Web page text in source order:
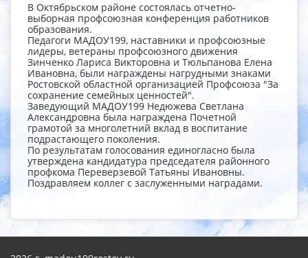
В Октябрьском районе состоялась отчетно-
выборная профсоюзная конференция работников
образования.
Педагоги МАДОУ199, наставники и профсоюзные
лидеры, ветераны профсоюзного движения
Зинченко Лариса Викторовна и Тюльпанова Елена
Ивановна, были награждены нагрудными знаками
Ростовской областной организацией Профсоюза "За
сохранение семейных ценностей".
Заведующий МАДОУ199 Недюжева Светлана
Александровна была награждена Почетной
грамотой за многолетний вклад в воспитание
подрастающего поколения.
По результатам голосования единогласно была
утверждена кандидатура председателя районного
профкома Переверзевой Татьяны Ивановны.
Поздравляем коллег с заслуженными наградами.